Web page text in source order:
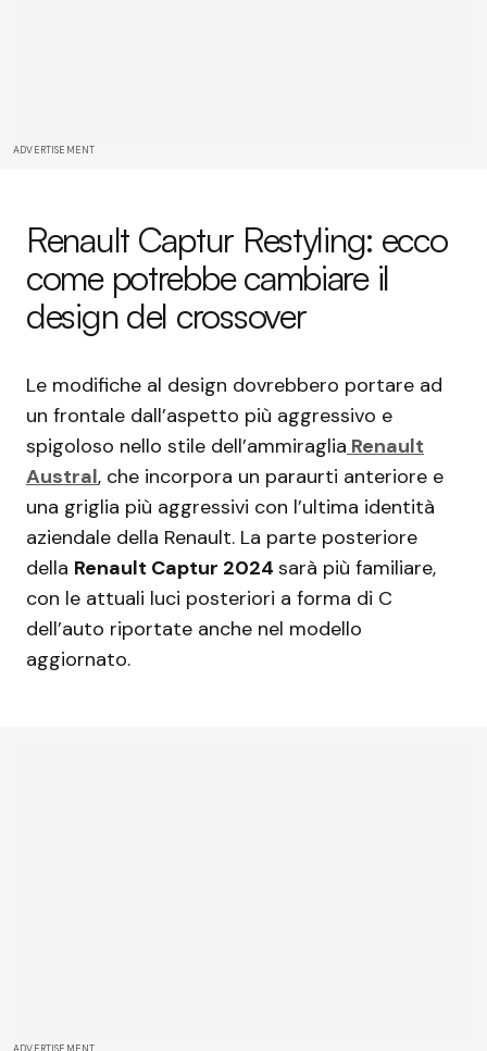
ADVERTISEMENT
Renault Captur Restyling: ecco
come potrebbe cambiare il
design del crossover
Le modifiche al design dovrebbero portare ad
un frontale dall’aspetto più aggressivo e
spigoloso nello stile dell’ammiraglia Renault
Austral, che incorpora un paraurti anteriore e
una griglia più aggressivi con l’ultima identità
aziendale della Renault. La parte posteriore
della Renault Captur 2024 sarà più familiare,
con le attuali luci posteriori a forma di C
dell’auto riportate anche nel modello
aggiornato.